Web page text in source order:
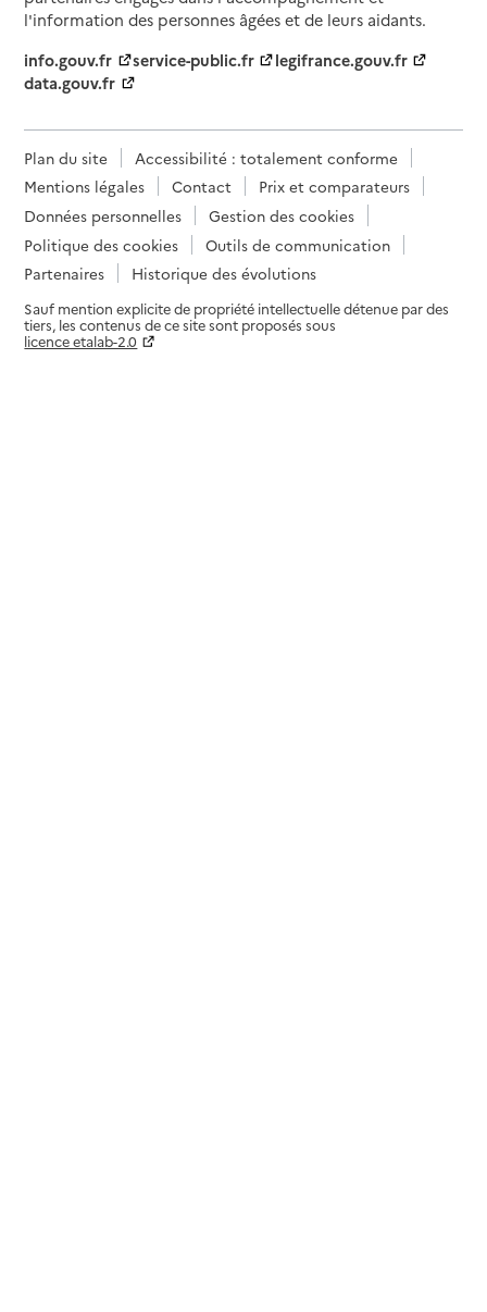
l'information des personnes âgées et de leurs aidants.
info.gouv.fr
service-public.fr
legifrance.gouv.fr
data.gouv.fr
Plan du site
Accessibilité : totalement conforme
Mentions légales
Contact
Prix et comparateurs
Données personnelles
Gestion des cookies
Politique des cookies
Outils de communication
Partenaires
Historique des évolutions
Sauf mention explicite de propriété intellectuelle détenue par des
tiers, les contenus de ce site sont proposés sous
licence etalab-2.0